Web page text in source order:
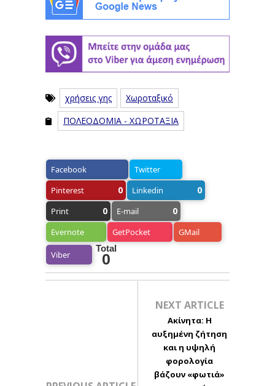
χρήσεις γης
Χωροταξικό
ΠΟΛΕΟΔΟΜΙΑ - ΧΩΡΟΤΑΞΙΑ
Facebook
Twitter
Pinterest
0 Linkedin 0
Print 0 E-mail 0
Evernote GetPocket GMail
Viber
Total
0
NEXT ARTICLE
Aκίνητα: Η
αυξημένη ζήτηση
και η υψηλή
φορολογία
βάζουν «φωτιά»